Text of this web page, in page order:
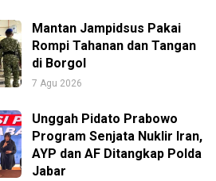
Mantan Jampidsus Pakai
Rompi Tahanan dan Tangan
di Borgol
7 Agu 2026
Unggah Pidato Prabowo
Program Senjata Nuklir Iran,
AYP dan AF Ditangkap Polda
Jabar